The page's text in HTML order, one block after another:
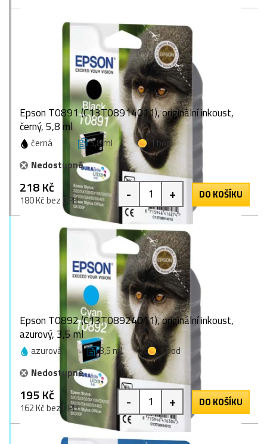
Epson T0891 (C13T08914011), originální inkoust,
černý, 5,8 ml
černá 5,8 ml
1 bod
Nedostupné
218 Kč
180 Kč bez DPH - + DO KOŠÍKU
Epson T0892 (C13T08924011), originální inkoust,
azurový, 3,5 ml
azurová 3,5 ml
1 bod
Nedostupné
195 Kč
162 Kč bez DPH - + DO KOŠÍKU